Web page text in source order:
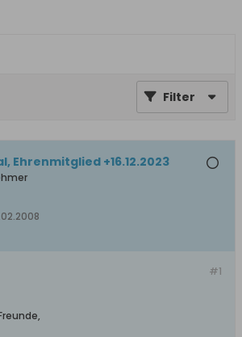
Filter
Ehrenmitglied +16.12.2023
#1